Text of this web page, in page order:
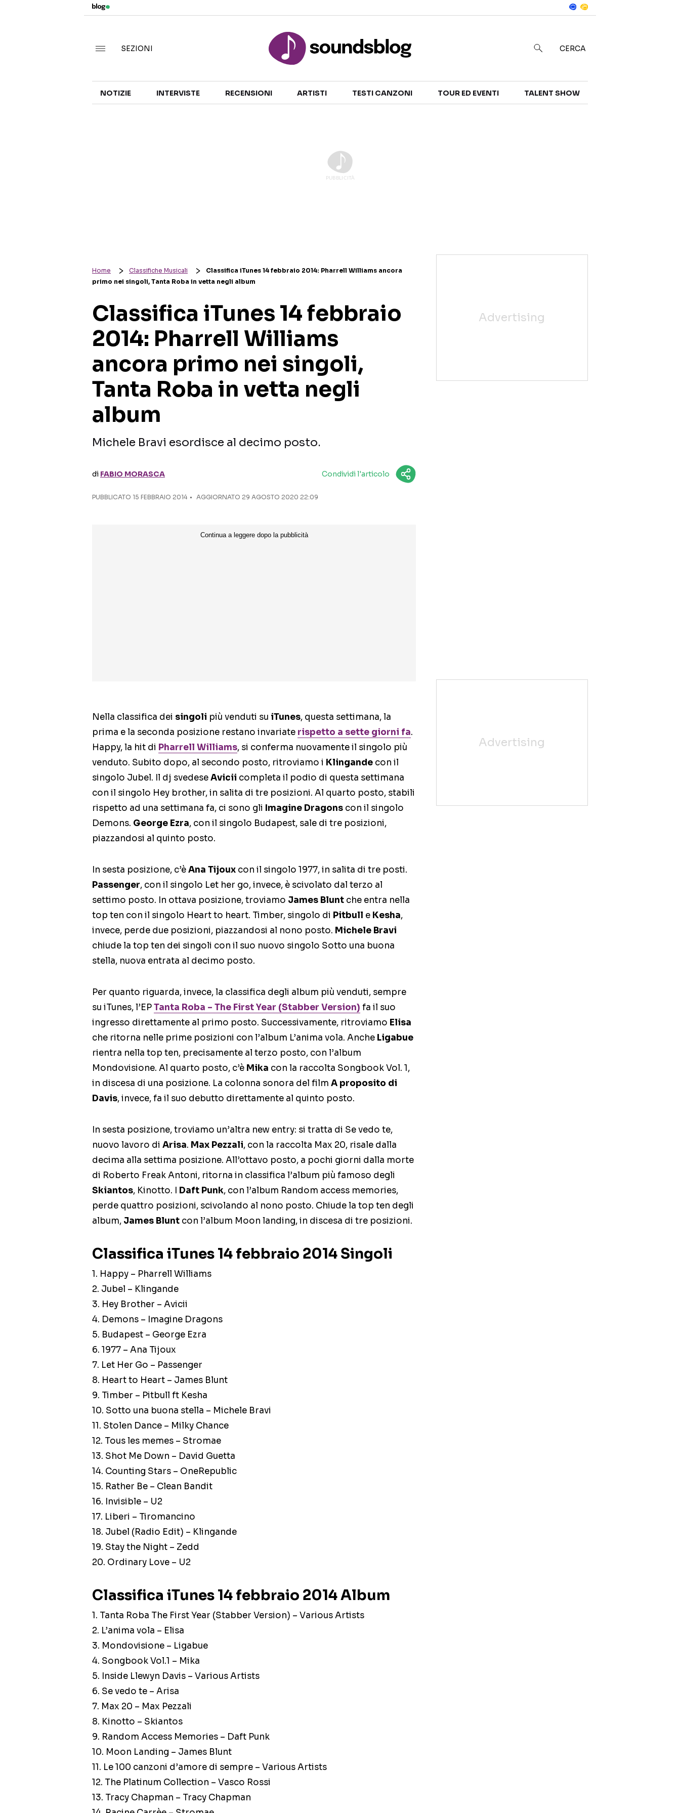
TALENT SHOW
SEZIONI CERCA
NOTIZIE INTERVISTE RECENSIONI ARTISTI TESTI CANZONI TOUR ED EVENTI TALENT SHOW
Home Classifiche Musicali
Classifica iTunes 14 febbraio 2014: Pharrell Williams ancora
primo nei singoli, Tanta Roba in vetta negli album
Classifica iTunes 14 febbraio
2014: Pharrell Williams
ancora primo nei singoli,
Tanta Roba in vetta negli
album
Michele Bravi esordisce al decimo posto.
di FABIO MORASCA Condividi l'articolo
PUBBLICATO 15 FEBBRAIO 2014 AGGIORNATO 29 AGOSTO 2020 22:09
Nella classifica dei singoli più venduti su iTunes, questa settimana, la
prima e la seconda posizione restano invariate rispetto a sette giorni fa.
Happy, la hit di Pharrell Williams, si conferma nuovamente il singolo più
venduto. Subito dopo, al secondo posto, ritroviamo i Klingande con il
singolo Jubel. Il dj svedeseAvicii completa il podio di questa settimana
con il singolo Hey brother, in salita di tre posizioni. Al quarto posto, stabili
rispetto ad una settimana fa, ci sono gli Imagine Dragons con il singolo
Demons. George Ezra, con il singolo Budapest, sale di tre posizioni,
piazzandosi al quinto posto.
In sesta posizione, c’èAna Tijoux con il singolo 1977, in salita di tre posti.
Passenger, con il singolo Let her go, invece, è scivolato dal terzo al
settimo posto. In ottava posizione, troviamo James Blunt che entra nella
top ten con il singolo Heart to heart. Timber, singolo di Pitbull e Kesha,
invece, perde due posizioni, piazzandosi al nono posto. Michele Bravi
chiude la top ten dei singoli con il suo nuovo singolo Sotto una buona
stella, nuova entrata al decimo posto.
Per quanto riguarda, invece, la classifica degli album più venduti, sempre
su iTunes, l’EPTanta Roba – The First Year (Stabber Version) fa il suo
ingresso direttamente al primo posto. Successivamente, ritroviamo Elisa
che ritorna nelle prime posizioni con l’album L’anima vola. Anche Ligabue
rientra nella top ten, precisamente al terzo posto, con l’album
Mondovisione. Al quarto posto, c’è Mika con la raccolta Songbook Vol. 1,
in discesa di una posizione. La colonna sonora del film A proposito di
Davis, invece, fa il suo debutto direttamente al quinto posto.
In sesta posizione, troviamo un’altra new entry: si tratta di Se vedo te,
nuovo lavoro di Arisa. Max Pezzali, con la raccolta Max 20, risale dalla
decima alla settima posizione. All’ottavo posto, a pochi giorni dalla morte
di Roberto Freak Antoni, ritorna in classifica l’album più famoso degli
Skiantos, Kinotto. I Daft Punk, con l’album Random access memories,
perde quattro posizioni, scivolando al nono posto. Chiude la top ten degli
album, James Blunt con l’album Moon landing, in discesa di tre posizioni.
Classifica iTunes 14 febbraio 2014 Singoli
1. Happy – Pharrell Williams
2. Jubel – Klingande
3. Hey Brother – Avicii
4. Demons – Imagine Dragons
5. Budapest – George Ezra
6. 1977 – Ana Tijoux
7. Let Her Go – Passenger
8. Heart to Heart – James Blunt
9. Timber – Pitbull ft Kesha
10. Sotto una buona stella – Michele Bravi
11. Stolen Dance – Milky Chance
12. Tous les memes – Stromae
13. Shot Me Down – David Guetta
14. Counting Stars – OneRepublic
15. Rather Be – Clean Bandit
16. Invisible – U2
17. Liberi – Tiromancino
18. Jubel (Radio Edit) – Klingande
19. Stay the Night – Zedd
20. Ordinary Love – U2
Classifica iTunes 14 febbraio 2014 Album
1. Tanta Roba The First Year (Stabber Version) – Various Artists
2. L’anima vola – Elisa
3. Mondovisione – Ligabue
4. Songbook Vol.1 – Mika
5. Inside Llewyn Davis – Various Artists
6. Se vedo te – Arisa
7. Max 20 – Max Pezzali
8. Kinotto – Skiantos
9. Random Access Memories – Daft Punk
10. Moon Landing – James Blunt
11. Le 100 canzoni d’amore di sempre – Various Artists
12. The Platinum Collection – Vasco Rossi
13. Tracy Chapman – Tracy Chapman